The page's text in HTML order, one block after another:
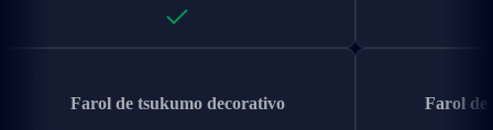
Farol de tsukumo decorativo Farol de